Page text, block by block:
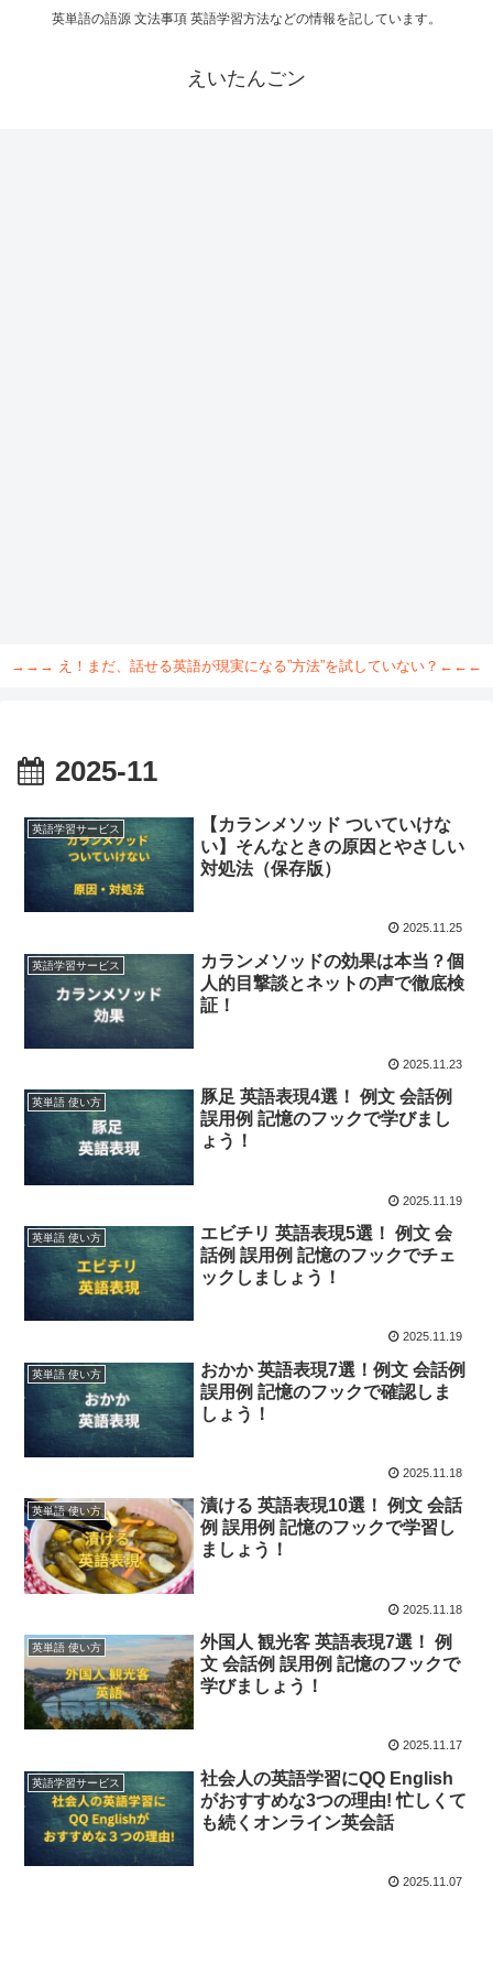
英単語の語源 文法事項 英語学習方法などの情報を記しています。
えいたんごン
→→→ え！まだ、話せる英語が現実になる”方法”を試していない？←←←
2025-11
英語学習サービス
【カランメソッド ついていけな
い】そんなときの原因とやさしい
対処法（保存版）
2025.11.25
英語学習サービス
カランメソッドの効果は本当？個
人的目撃談とネットの声で徹底検
証！
2025.11.23
英単語 使い方
豚足 英語表現4選！ 例文 会話例
誤用例 記憶のフックで学びまし
ょう！
2025.11.19
英単語 使い方
エビチリ 英語表現5選！ 例文 会
話例 誤用例 記憶のフックでチェ
ックしましょう！
2025.11.19
英単語 使い方
おかか 英語表現7選！例文 会話例
誤用例 記憶のフックで確認しま
しょう！
2025.11.18
英単語 使い方
漬ける 英語表現10選！ 例文 会話
例 誤用例 記憶のフックで学習し
ましょう！
2025.11.18
英単語 使い方
外国人 観光客 英語表現7選！ 例
文 会話例 誤用例 記憶のフックで
学びましょう！
2025.11.17
英語学習サービス
社会人の英語学習にQQ English
がおすすめな3つの理由! 忙しくて
も続くオンライン英会話
2025.11.07